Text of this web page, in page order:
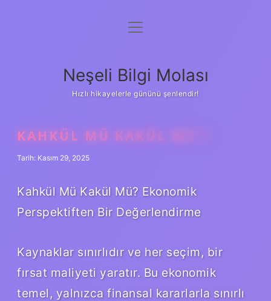
Anasayfa
Yasal Uyarı
menüyü
Neşeli Bilgi Molası
Hızlı hikayelerle gününü şenlendir!
KAHKÜL MÜ KAKÜL MÜ ?
Tarih: Kasım 29, 2025
Kahkül Mü Kakül Mü? Ekonomik
Perspektiften Bir Değerlendirme
Kaynaklar sınırlıdır ve her seçim, bir
fırsat maliyeti yaratır. Bu ekonomik
temel, yalnızca finansal kararlarla sınırlı